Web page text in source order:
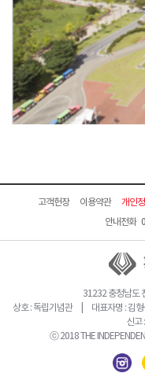
고객헌장 이용약관 개인
안내전화
31232 충청남도
상호 : 독립기념관 | 대표자명 :
신고
ⓒ 2018 THE